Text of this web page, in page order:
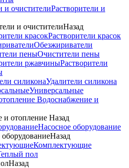
Растворители и
и очистителиНазад
Растворители красок
Обезжириватели
Очистители пены
Растворители
Удалители силикона
Универсальные
Водоснабжение и
и отопление Назад
Насосное оборудование
Назад
Комплектующие
пол
Назад